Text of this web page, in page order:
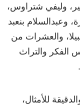
وليفي شتراوس،
وعبدالسلام بنعبد
والعشرات من
الفكر والتراث
للأمثال،